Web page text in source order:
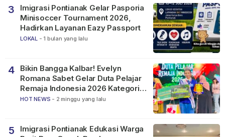
3
Imigrasi Pontianak Gelar Pasporia
Minisoccer Tournament 2026,
Hadirkan Layanan Eazy Passport
LOKAL - 1 bulan yang lalu
4
Bikin Bangga Kalbar! Evelyn
Romana Sabet Gelar Duta Pelajar
Remaja Indonesia 2026 Kategori
SMP
HOT NEWS - 2 minggu yang lalu
5
Imigrasi Pontianak Edukasi Warga